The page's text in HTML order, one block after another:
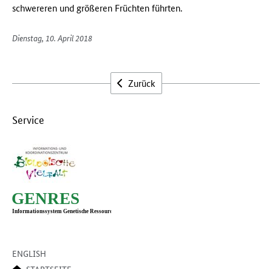
schwereren und größeren Früchten führten.
Dienstag, 10. April 2018
Zurück
Service
ENGLISH